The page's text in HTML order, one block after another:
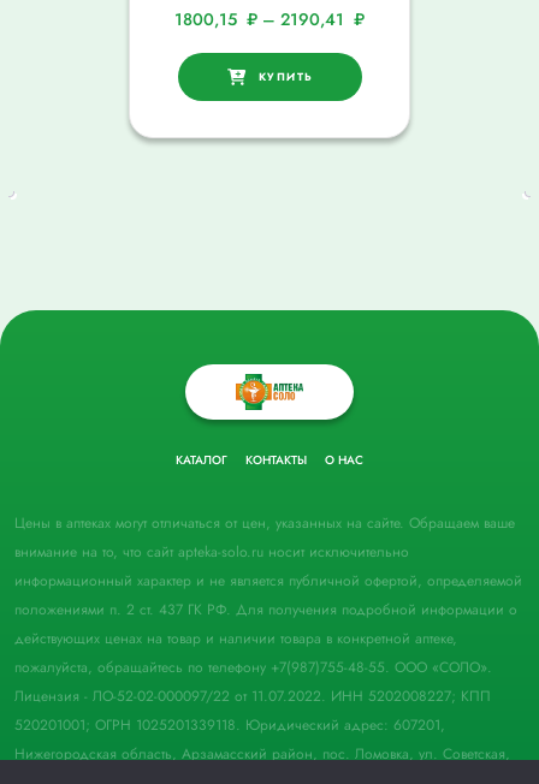
1800,15 ₽ – 2190,41 ₽
КУПИТЬ
КАТАЛОГ КОНТАКТЫ О НАС
Цены в аптеках могут отличаться от цен, указанных на сайте. Обращаем ваше
внимание на то, что сайт apteka-solo.ru носит исключительно
информационный характер и не является публичной офертой, определяемой
положениями п. 2 ст. 437 ГК РФ. Для получения подробной информации о
действующих ценах на товар и наличии товара в конкретной аптеке,
пожалуйста, обращайтесь по телефону +7(987)755-48-55. ООО «СОЛО».
Лицензия - ЛО-52-02-000097/22 от 11.07.2022. ИНН 5202008227; КПП
520201001; ОГРН 1025201339118. Юридический адрес: 607201,
Нижегородская область, Арзамасский район, пос. Ломовка, ул. Советская,